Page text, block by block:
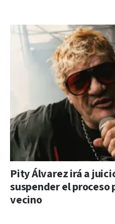
Pity Álvarez irá a
suspender el proceso
vecino